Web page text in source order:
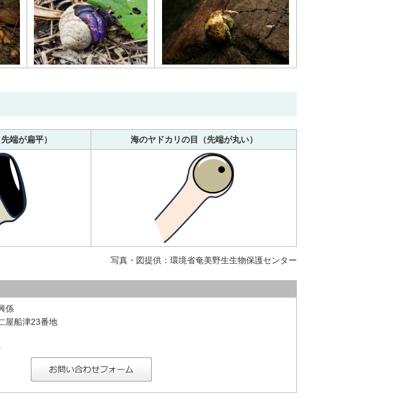
端が扁平） 海のヤドカリの目（先端が丸い）
写真・図提供：環境省奄美野生生物保護センター
係
屋船津23番地